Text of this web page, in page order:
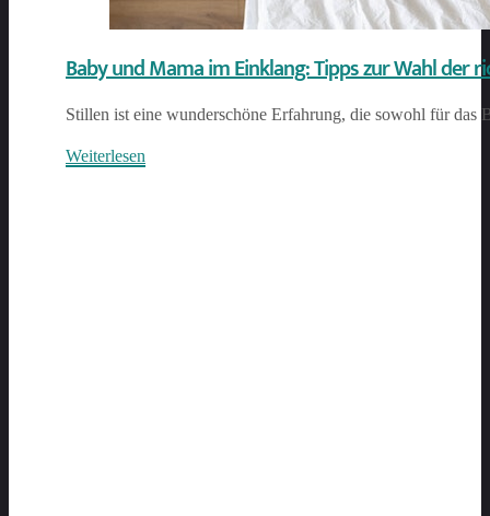
Baby und Mama im Einklang: Tipps zur Wahl der
Stillen ist eine wunderschöne Erfahrung, die sowohl für
Weiterlesen